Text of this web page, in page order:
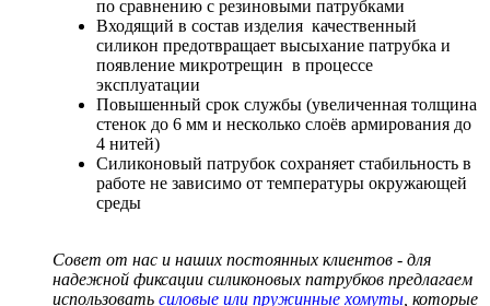
по сравнению с резиновыми патрубками
Входящий в состав изделия качественный
силикон предотвращает высыхание патрубка и
появление микротрещин в процессе
эксплуатации
Повышенный срок службы (увеличенная толщина
стенок до 6 мм и несколько слоёв армирования до
4 нитей)
Силиконовый патрубок сохраняет стабильность в
работе не зависимо от температуры окружающей
среды
Совет от нас и наших постоянных клиентов - для
надежной фиксации силиконовых патрубков предлагаем
использовать силовые или пружинные хомуты , которые